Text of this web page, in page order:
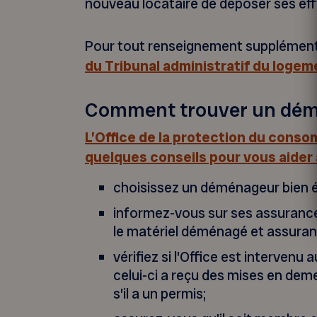
nouveau locataire de déposer ses
Pour tout renseignement
du Tribunal administratif du
Comment trouver un
L’Office de la protection du
quelques conseils pour vous aider
choisissez un déménageur bien
informez-vous sur ses
le matériel déménagé et
vérifiez si l’Office est intervenu
celui-ci a reçu des mises en
s’il a un permis;